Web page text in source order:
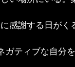
感謝する日がく
ガティブな自分